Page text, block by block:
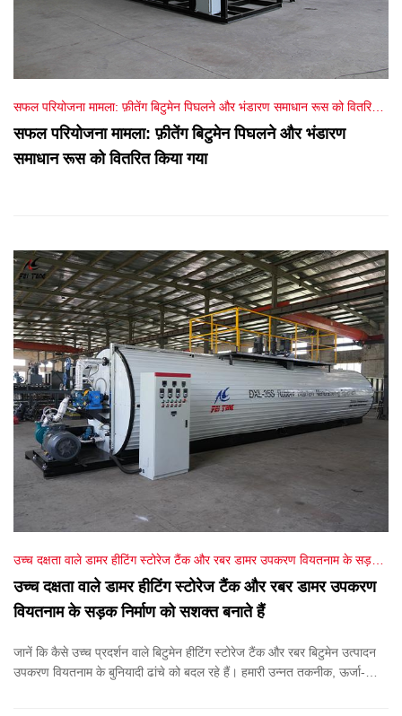
सफल परियोजना मामला: फ़ीतेंग बिटुमेन पिघलने और भंडारण समाधान रूस को वितरित
किया गया
सफल परियोजना मामला: फ़ीतेंग बिटुमेन पिघलने और भंडारण
समाधान रूस को वितरित किया गया
उच्च दक्षता वाले डामर हीटिंग स्टोरेज टैंक और रबर डामर उपकरण वियतनाम के सड़क
निर्माण को सशक्त बनाते हैं
उच्च दक्षता वाले डामर हीटिंग स्टोरेज टैंक और रबर डामर उपकरण
वियतनाम के सड़क निर्माण को सशक्त बनाते हैं
जानें कि कैसे उच्च प्रदर्शन वाले बिटुमेन हीटिंग स्टोरेज टैंक और रबर बिटुमेन उत्पादन
उपकरण वियतनाम के बुनियादी ढांचे को बदल रहे हैं। हमारी उन्नत तकनीक, ऊर्जा-